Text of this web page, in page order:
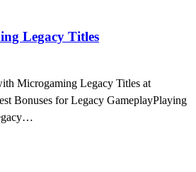
Legacy Titles
Microgaming Legacy Titles at
Bonuses for Legacy GameplayPlaying